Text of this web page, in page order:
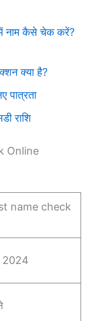
नाम कैसे चेक करें?
क्या है?
पात्रता
राशि
Online
name check
2024